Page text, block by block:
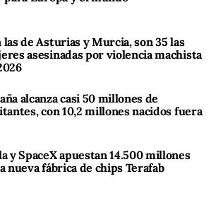
las de Asturias y Murcia, son 35 las
asesinadas por violencia machista
alcanza casi 50 millones de
con 10,2 millones nacidos fuera
y SpaceX apuestan 14.500 millones
nueva fábrica de chips Terafab